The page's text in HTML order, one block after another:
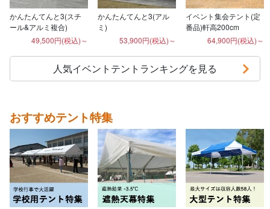
かんたんてんと3(スチ
ール&アルミ複合)
49,500円(税込)～
かんたんてんと3(アル
ミ)
53,900円(税込)～
イベント集会テント(定
番品)軒高200cm
64,900円(税込)～
人気イベントテントランキングを見る
おすすめテント特集